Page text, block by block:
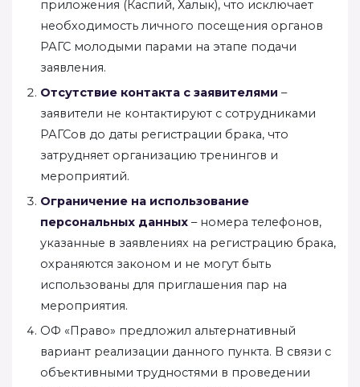
приложения (Каспий, Халык), что исключает
необходимость личного посещения органов
РАГС молодыми парами на этапе подачи
заявления.
Отсутствие контакта с заявителями –
заявители не контактируют с сотрудниками
РАГСов до даты регистрации брака, что
затрудняет организацию тренингов и
мероприятий.
Ограничение на использование
персональных данных – номера телефонов,
указанные в заявлениях на регистрацию брака,
охраняются законом и не могут быть
использованы для приглашения пар на
мероприятия.
ОФ «Право» предложил альтернативный
вариант реализации данного пункта. В связи с
объективными трудностями в проведении